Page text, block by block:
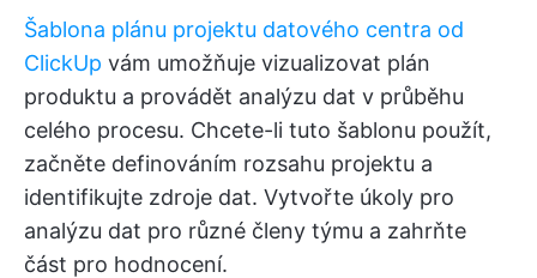
Šablona plánu projektu datového centra od
ClickUp vám umožňuje vizualizovat plán
produktu a provádět analýzu dat v průběhu
celého procesu. Chcete-li tuto šablonu použít,
začněte definováním rozsahu projektu a
identifikujte zdroje dat. Vytvořte úkoly pro
analýzu dat pro různé členy týmu a zahrňte
část pro hodnocení.